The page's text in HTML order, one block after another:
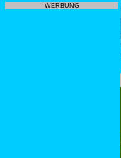
WERBUNG